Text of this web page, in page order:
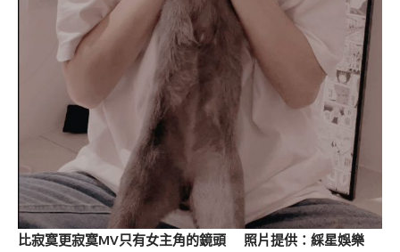
比寂寞更寂寞MV只有女主角的鏡頭 照片提供：綵星娛樂